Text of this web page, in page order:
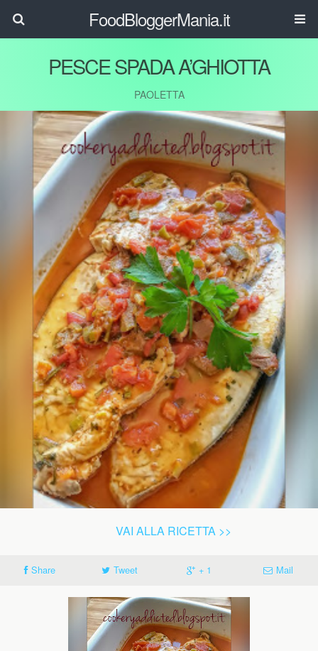
FoodBloggerMania.it
PESCE SPADA A’GHIOTTA
PAOLETTA
VAI ALLA RICETTA >>
Share Tweet + 1 Mail